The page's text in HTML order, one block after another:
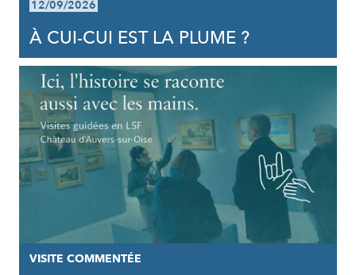
12/09/2026
À CUI-CUI EST LA PLUME ?
VISITE COMMENTÉE